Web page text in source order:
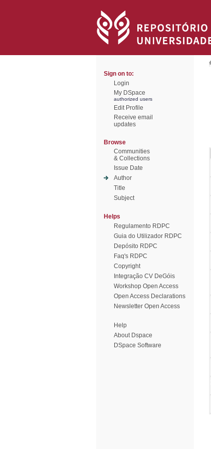
Sign on to:
Login
My DSpace
authorized users
Edit Profile
Receive email
updates
Browse
Communities
& Collections
Issue Date
Author
Title
Subject
Helps
Regulamento RDPC
Guia do Utilizador RDPC
Depósito RDPC
Faq's RDPC
Copyright
Integração CV DeGóis
Workshop Open Access
Open Access Declarations
Newsletter Open Access
Help
About Dspace
DSpace Software